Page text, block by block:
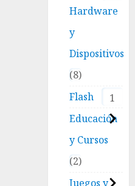
Hardware
y
Dispositivos
8
Flash
1
Educación
y Cursos
2
Juegos y